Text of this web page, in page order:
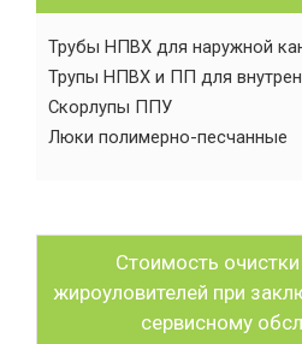
Трубы НПВХ для наружной
Трупы НПВХ и ПП для
Скорлупы ППУ
Люки полимерно-песчанные
Стоимость
жироуловителей при
сервисному